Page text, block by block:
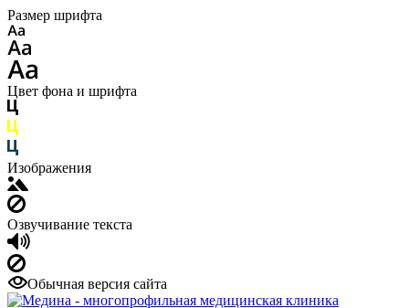
Размер шрифта
Цвет фона и шрифта
Изображения
Озвучивание текста
Обычная версия сайта